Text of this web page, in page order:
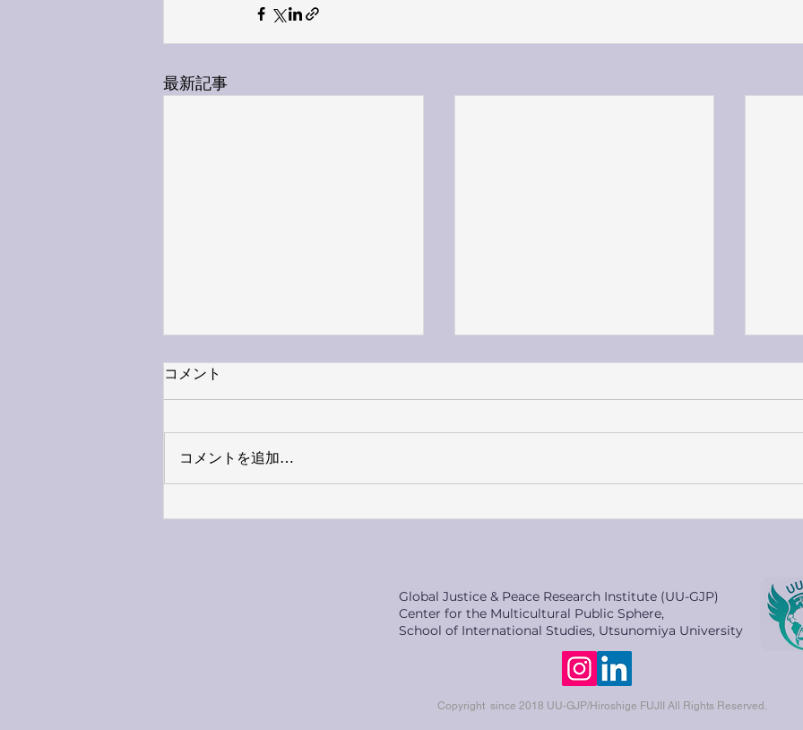
最新記事
コメント
コメントを追加…
Global Justice & Peace Research Institute (UU-GJP)
Center for the Multicultural Public Sphere,
School of International Studies, Utsunomiya University
Copyright since 2018 UU-GJP/Hiroshige FUJII All Rights Reserved.